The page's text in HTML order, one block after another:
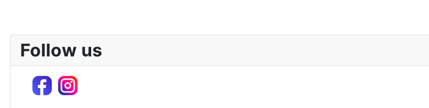
Limite der Paginierungsliste
Follow us